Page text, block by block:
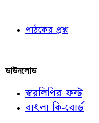
পাঠকের প্রশ্ন
ডাউনলোড
স্বরলিপির ফন্ট
বাংলা কি-বোর্ড